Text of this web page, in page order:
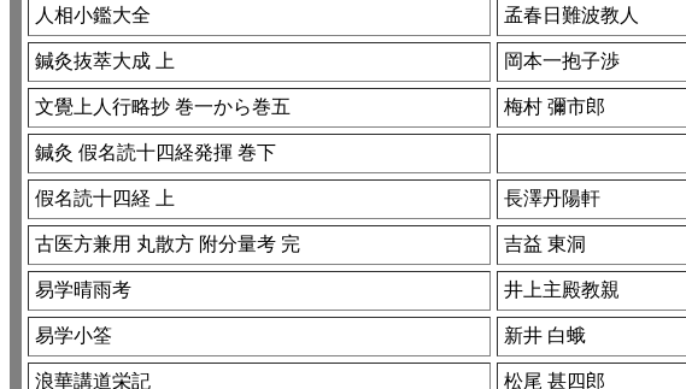
人相小鑑大全 孟春日難波教人
鍼灸抜萃大成 上 岡本一抱子渉
文覺上人行略抄 巻一から巻五 梅村 彌市郎
鍼灸 假名読十四経発揮 巻下
假名読十四経 上 長澤丹陽軒
古医方兼用 丸散方 附分量考 完 吉益 東洞
易学晴雨考 井上主殿教親
易学小筌 新井 白蛾
浪華講道栄記 松尾 甚四郎